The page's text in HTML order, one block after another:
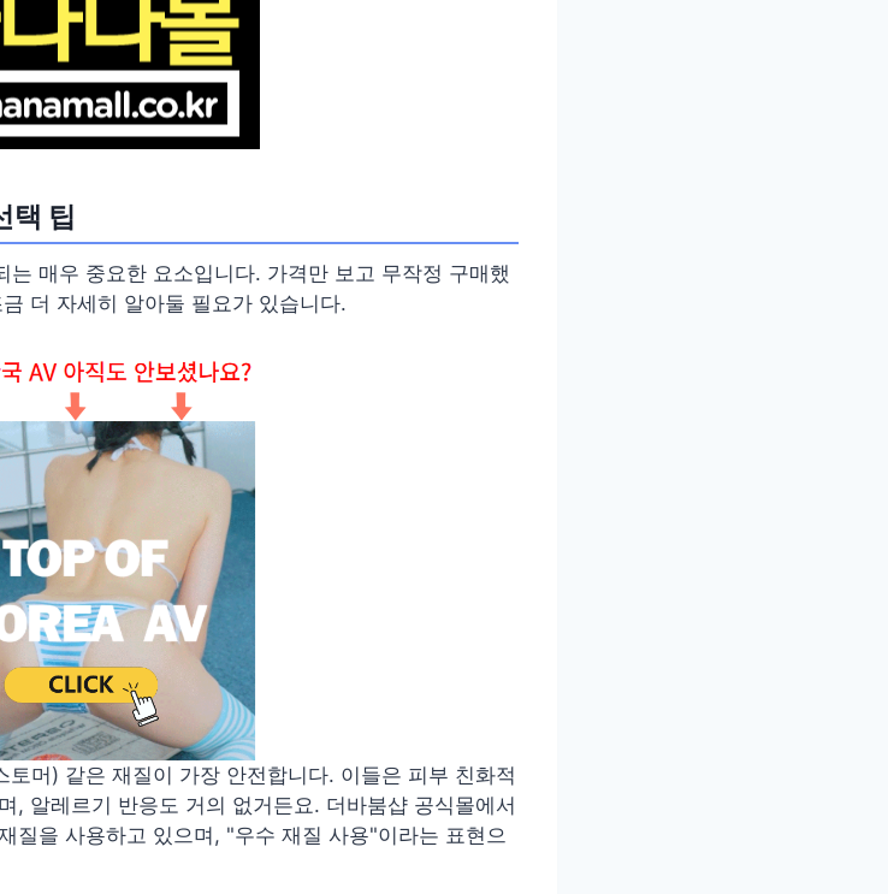
택 팁
매우 중요한 요소입니다. 가격만 보고 무작정 구매했
더 자세히 알아둘 필요가 있습니다.
머) 같은 재질이 가장 안전합니다. 이들은 피부 친화적
, 알레르기 반응도 거의 없거든요. 더바붐샵 공식몰에서
질을 사용하고 있으며, "우수 재질 사용"이라는 표현으